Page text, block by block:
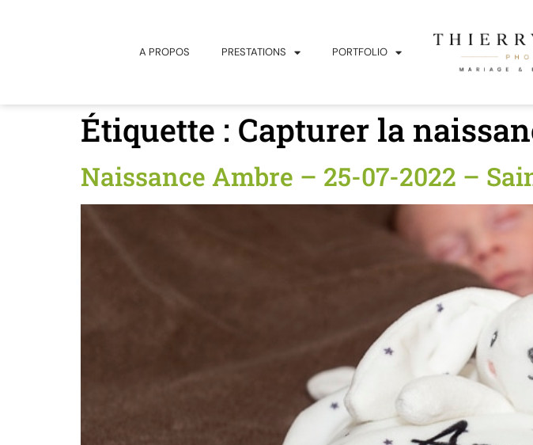
A PROPOS PRESTATIONS PORTFOLIO
Étiquette : Capturer la
Naissance Ambre – 25-07-2022 –